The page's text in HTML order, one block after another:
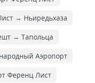
→ Ньиредьхаза
→ Тапольца
Аэропорт
Ференц Лист